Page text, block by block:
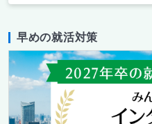
早めの就活対策